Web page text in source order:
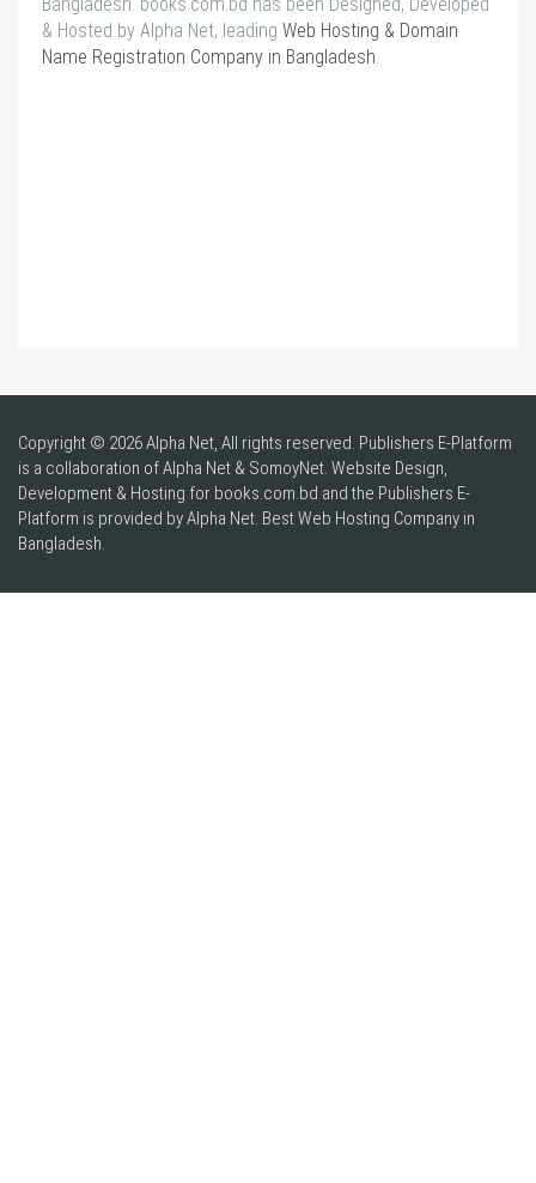
& Hosted by Alpha Net, leading Web Hosting & Domain
Name Registration Company in Bangladesh.
Copyright © 2026 Alpha Net, All rights reserved. Publishers E-Platform
is a collaboration of Alpha Net & SomoyNet. Website Design,
Development & Hosting for books.com.bd and the Publishers E-
Platform is provided by Alpha Net. BestWeb Hosting Company in
Bangladesh.